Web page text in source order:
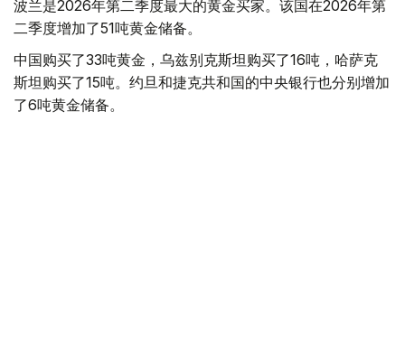
波兰是2026年第二季度最大的黄金买家。该国在2026年第
二季度增加了51吨黄金储备。
中国购买了33吨黄金，乌兹别克斯坦购买了16吨，哈萨克
斯坦购买了15吨。约旦和捷克共和国的中央银行也分别增加
了6吨黄金储备。